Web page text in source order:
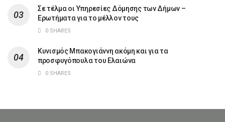
Σε τέλμα οι Υπηρεσίες Δόμησης των Δήμων –
Ερωτήματα για το μέλλον τους
0 SHARES
Κυνισμός Μπακογιάννη ακόμη και για τα
προσφυγόπουλα του Ελαιώνα
0 SHARES